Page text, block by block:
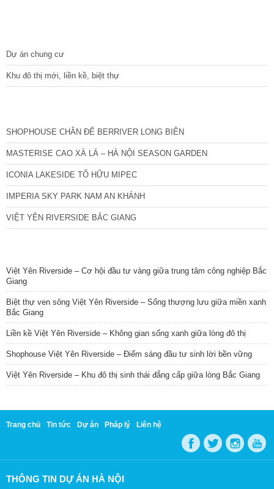
Dự án chung cư
Khu đô thị mới, liền kề, biệt thự
SHOPHOUSE CHÂN ĐẾ BERRIVER LONG BIÊN
MASTERISE CAO XÀ LÁ – HÀ NỘI SEASON GARDEN
ICONIA LAKESIDE TỐ HỮU MIPEC
IMPERIA SKY PARK NAM AN KHÁNH
VIỆT YÊN RIVERSIDE BẮC GIANG
Việt Yên Riverside – Cơ hội đầu tư vàng giữa trung tâm công nghiệp Bắc
Giang
Biệt thự ven sông Việt Yên Riverside – Sống thượng lưu giữa miền xanh
Bắc Giang
Liền kề Việt Yên Riverside – Không gian sống xanh giữa lòng đô thị
Shophouse Việt Yên Riverside – Điểm sáng đầu tư sinh lời bền vững
Việt Yên Riverside – Khu đô thị sinh thái đẳng cấp giữa lòng Bắc Giang
Trang chủ Tin tức Dự án Pháp lý Liên hệ
THÔNG TIN DỰ ÁN HÀ NỘI